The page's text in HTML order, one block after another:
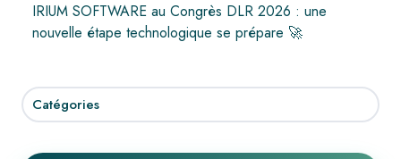
IRIUM SOFTWARE au Congrès DLR 2026 : une
nouvelle étape technologique se prépare 🚀
Catégories